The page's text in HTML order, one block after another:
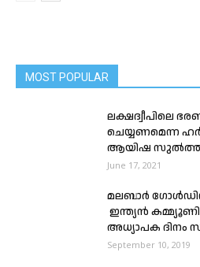
MOST POPULAR
ലക്ഷദ്വീപിലെ
ചെയ്യണമെന്ന
ആയിഷ
June 17, 2021
മലബാര്‍
ഇന്ത്യന്‍
അധ്യാപക ദിനം
September 10, 2019